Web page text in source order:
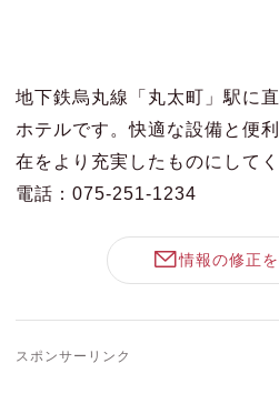
地下鉄烏丸線「丸太町」駅に
ホテルです。快適な設備と便
在をより充実したものにして
電話：075-251-1234
情報の修正
スポンサーリンク